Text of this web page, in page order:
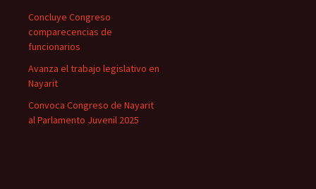
Concluye Congreso
comparecencias de
funcionarios
Avanza el trabajo legislativo en
Nayarit
Convoca Congreso de Nayarit
al Parlamento Juvenil 2025